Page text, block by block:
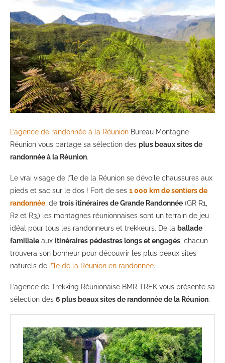
L’agence de randonnée à la Réunion Bureau Montagne
Réunion vous partage sa sélection des plus beaux sites de
randonnée à la Réunion.
Le vrai visage de l’île de la Réunion se dévoile chaussures aux
pieds et sac sur le dos ! Fort de ses 1 000 km de sentiers de
randonnée, de trois itinéraires de Grande Randonnée (GR R1,
R2 et R3,) les montagnes réunionnaises sont un terrain de jeu
idéal pour tous les randonneurs et trekkeurs. De la ballade
familiale aux itinéraires pédestres longs et engagés, chacun
trouvera son bonheur pour découvrir les plus beaux sites
naturels de l’île de la Réunion en randonnée.
L’agence de Trekking Réunionaise BMR TREK vous présente sa
sélection des 6 plus beaux sites de randonnée de la Réunion.